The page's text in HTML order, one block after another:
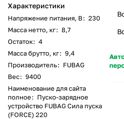
Характеристики
Напряжение питания, В: 230
Масса нетто, кг: 8,7
Остаток: 4
Масса брутто, кг: 9,4
Производитель: FUBAG
Вес: 9400
Наименование для сайта
полное: Пуско-зарядное
устройство FUBAG Сила пуска
(FORCE) 220